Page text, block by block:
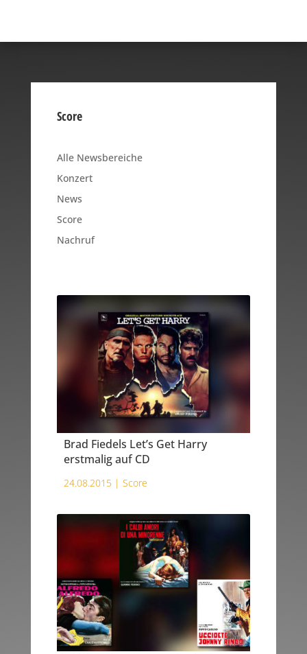
Score
Alle Newsbereiche
Konzert
News
Score
Nachruf
Brad Fiedels Let’s Get Harry
erstmalig auf CD
24.08.2015 | Score